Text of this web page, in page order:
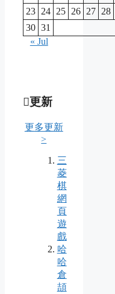
23 24 25 26 27 28
30 31
« Jul
更新
更多更新
>
三
菱
棋
網
頁
遊
戲
哈
哈
倉
頡